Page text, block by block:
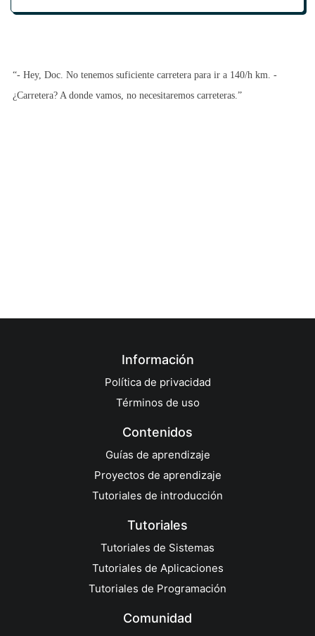
“- Hey, Doc. No tenemos suficiente carretera para ir a 140/h km. -
¿Carretera? A donde vamos, no necesitaremos carreteras.”
Información
Política de privacidad
Términos de uso
Contenidos
Guías de aprendizaje
Proyectos de aprendizaje
Tutoriales de introducción
Tutoriales
Tutoriales de Sistemas
Tutoriales de Aplicaciones
Tutoriales de Programación
Comunidad